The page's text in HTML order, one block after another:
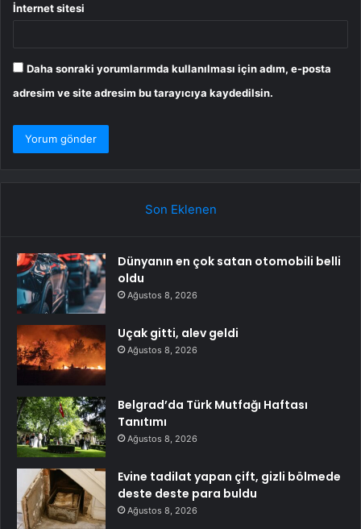
İnternet sitesi
Daha sonraki yorumlarımda kullanılması için adım, e-posta
adresim ve site adresim bu tarayıcıya kaydedilsin.
Son Eklenen
Dünyanın en çok satan otomobili belli
oldu
Ağustos 8, 2026
Uçak gitti, alev geldi
Ağustos 8, 2026
Belgrad’da Türk Mutfağı Haftası
Tanıtımı
Ağustos 8, 2026
Evine tadilat yapan çift, gizli bölmede
deste deste para buldu
Ağustos 8, 2026